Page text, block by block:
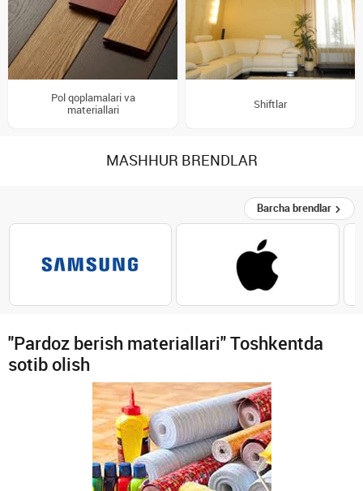
Pol qoplamalari va
materiallari
Shiftlar
MASHHUR BRENDLAR
Barcha brendlar
"Pardoz berish materiallari" Toshkentda
sotib olish